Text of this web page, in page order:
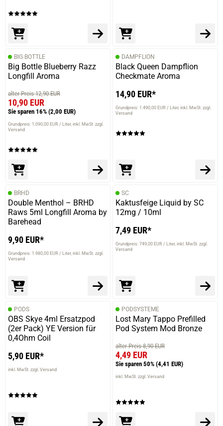
BIG BOTTLE
Big Bottle Blueberry Razz
Longfill Aroma
alter Preis 12,90 EUR
10,90 EUR
Sie sparen 16% (2,00 EUR)
Grundpreis: 1.090,00 EUR / Liter inkl. MwSt. zzgl.
Versand
DAMPFLION
Black Queen Dampflion
Checkmate Aroma
14,90 EUR*
Grundpreis: 1.490,00 EUR / Liter inkl. MwSt. zzgl.
Versand
BRHD
Double Menthol – BRHD
Raws 5ml Longfill Aroma by
Barehead
9,90 EUR*
Grundpreis: 1.980,00 EUR / Liter inkl. MwSt. zzgl.
Versand
SC
Kaktusfeige Liquid by SC
12mg / 10ml
7,49 EUR*
Grundpreis: 749,00 EUR / Liter inkl. MwSt. zzgl.
Versand
PODS
OBS Skye 4ml Ersatzpod
(2er Pack) YE Version für
0,4Ohm Coil
5,90 EUR*
inkl. MwSt. zzgl. Versand
PODSYSTEME
Lost Mary Tappo Prefilled
Pod System Mod Bronze
alter Preis 8,90 EUR
4,49 EUR
Sie sparen 50% (4,41 EUR)
inkl. MwSt. zzgl. Versand